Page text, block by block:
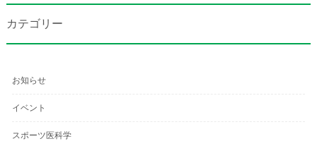
カテゴリー
お知らせ
イベント
スポーツ医科学